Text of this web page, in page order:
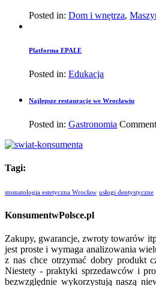
Posted in: Dom i wnętrza,
Platforma EPALE
Posted in: Edukacja
Najlepsze restauracje we Wrocławiu
Posted in: Gastronomia
Tagi:
stomatologia estetyczna Wrocław usługi dentystyczne
KonsumentwPolsce.pl
Zakupy, gwarancje, zwroty towarów
jest proste i wymaga analizowania
z nas chce otrzymać dobry produkt
Niestety - praktyki sprzedawców i
bezwzględnie wykorzystują naszą